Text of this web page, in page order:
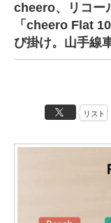
cheero、リコー
「cheero Flat
び掛け。山手線
リスト